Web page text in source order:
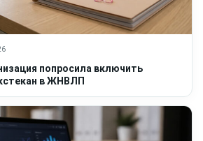
попросила включить
в ЖНВЛП